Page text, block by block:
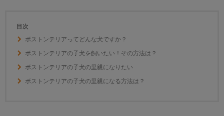
目次
ボストンテリアってどんな犬ですか？
ボストンテリアの子犬を飼いたい！その方法は？
ボストンテリアの子犬の里親になりたい
ボストンテリアの子犬の里親になる方法は？